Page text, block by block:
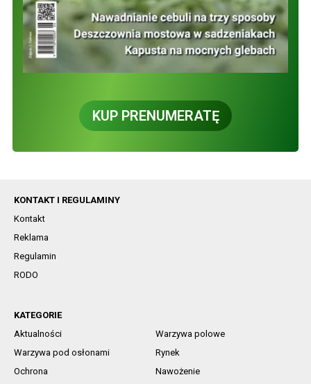
KUP PRENUMERATĘ
KONTAKT I REGULAMINY
Kontakt
Reklama
Regulamin
RODO
KATEGORIE
Aktualności
Warzywa polowe
Warzywa pod osłonami
Rynek
Ochrona
Nawożenie